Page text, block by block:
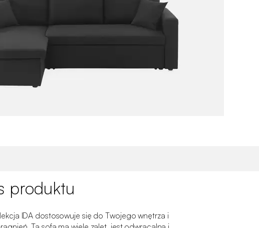
produktu
IDA dostosowuje się do Twojego wnętrza i